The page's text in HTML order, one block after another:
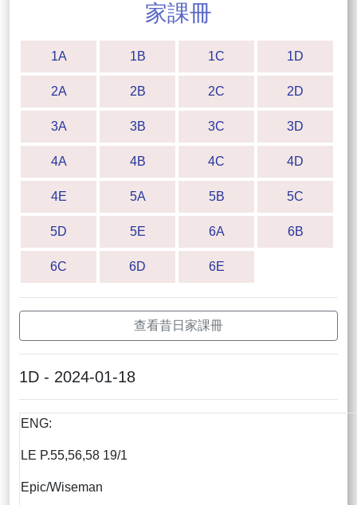
家課冊
1A 1B 1C 1D
2A 2B 2C 2D
3A 3B 3C 3D
4A 4B 4C 4D
4E 5A 5B 5C
5D 5E 6A 6B
6C 6D 6E
查看昔日家課冊
1D - 2024-01-18
ENG:
LE P.55,56,58 19/1
Epic/Wiseman